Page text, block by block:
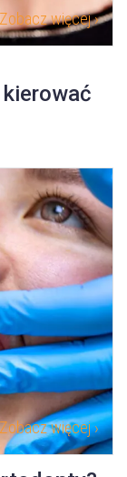
Zobacz więcej ›
Zobacz więcej ›